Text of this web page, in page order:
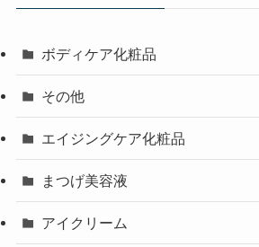
ボディケア化粧品
その他
エイジングケア化粧品
まつげ美容液
アイクリーム